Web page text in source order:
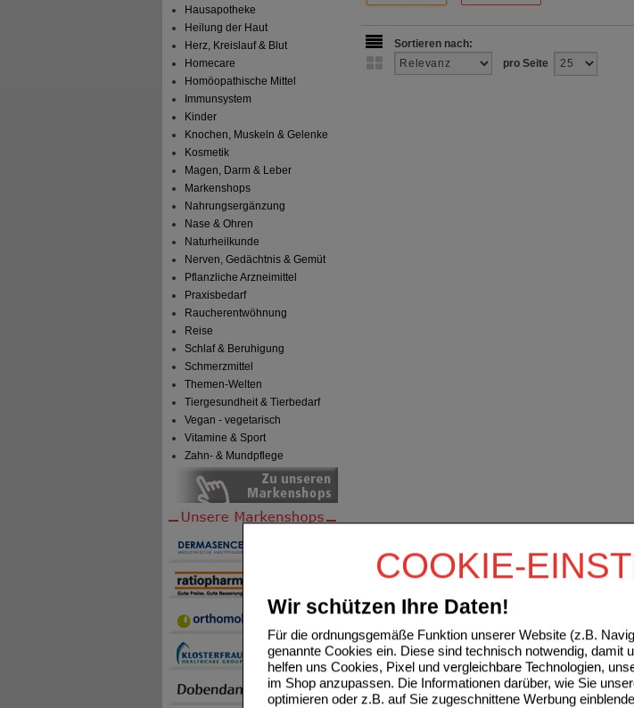
COOKIE-
Wir schützen Ihre Daten!
Für die ordnungsgemäße Funktion unserer Website (z.B.
genannte Cookies ein. Diese sind technisch notwendig, damit
helfen uns Cookies, Pixel und vergleichbare Technologien,
im Shop anzupassen. Die Informationen darüber, wie Sie
optimieren oder z.B. auf Sie zugeschnittene Werbung
Hausapotheke
Heilung der Haut
Herz, Kreislauf & Blut
Homecare
Homöopathische Mittel
Immunsystem
Kinder
Knochen, Muskeln & Gelenke
Kosmetik
Magen, Darm & Leber
Markenshops
Nahrungsergänzung
Nase & Ohren
Naturheilkunde
Nerven, Gedächtnis & Gemüt
Pflanzliche Arzneimittel
Praxisbedarf
Raucherentwöhnung
Reise
Schlaf & Beruhigung
Schmerzmittel
Themen-Welten
Tiergesundheit & Tierbedarf
Vegan - vegetarisch
Vitamine & Sport
Zahn- & Mundpflege
Sortieren nach:
pro Seite